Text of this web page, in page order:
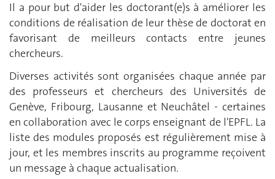
Il a pour but d'aider les doctorant(e)s à améliorer les
conditions de réalisation de leur thèse de doctorat en
favorisant de meilleurs contacts entre jeunes
chercheurs.
Diverses activités sont organisées chaque année par
des professeurs et chercheurs des Universités de
Genève, Fribourg, Lausanne et Neuchâtel - certaines
en collaboration avec le corps enseignant de l'EPFL. La
liste des modules proposés est régulièrement mise à
jour, et les membres inscrits au programme reçoivent
un message à chaque actualisation.